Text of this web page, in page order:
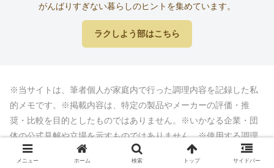
がんばりすぎない暮らしのヒントを集めています。
ラクしよう部はこちら
※当サイトは、筆者個人が家庭内で行った調理内容を記録した私
的メモです。※掲載内容は、特定の製品やメーカーの評価・推
奨・比較を目的としたものではありません。※いかなる企業・団
体の公式見解や立場を示すものではありません。※使用する調理
器具や環境により、仕上がりや所要時間は異なる場合がありま
す。
メニュー ホーム 検索 トップ サイドバー